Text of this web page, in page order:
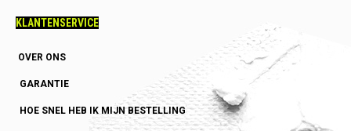
KLANTENSERVICE
OVER ONS
GARANTIE
HOE SNEL HEB IK MIJN BESTELLING